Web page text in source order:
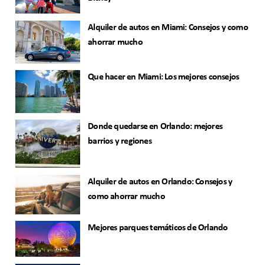
Alquiler de autos en Miami: Consejos y como
ahorrar mucho
Que hacer en Miami: Los mejores consejos
Donde quedarse en Orlando: mejores
barrios y regiones
Alquiler de autos en Orlando: Consejos y
como ahorrar mucho
Mejores parques temáticos de Orlando